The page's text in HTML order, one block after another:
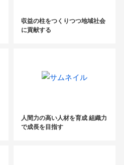
収益の柱をつくりつつ地域社会
に貢献する
人間力の高い人材を育成 組織力
で成長を目指す